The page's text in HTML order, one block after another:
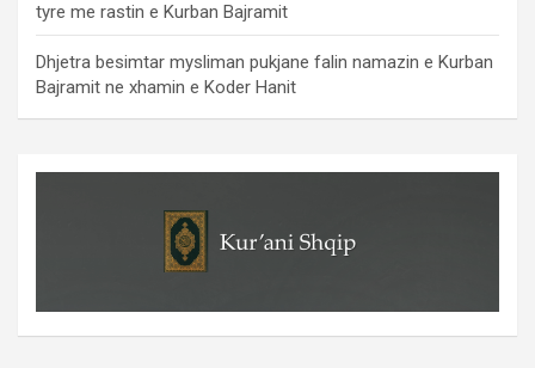
tyre me rastin e Kurban Bajramit
Dhjetra besimtar mysliman pukjane falin namazin e Kurban
Bajramit ne xhamin e Koder Hanit